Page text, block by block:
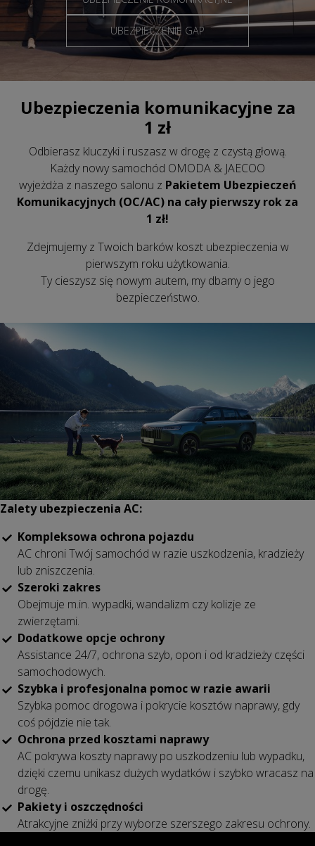
UBEZPIECZENIE GAP
Ubezpieczenia komunikacyjne za
1 zł
Odbierasz kluczyki i ruszasz w drogę z czystą głową.
Każdy nowy samochód OMODA & JAECOO
wyjeżdża z naszego salonu z Pakietem Ubezpieczeń
Komunikacyjnych (OC/AC) na cały pierwszy rok za
1 zł!
Zdejmujemy z Twoich barków koszt ubezpieczenia w
pierwszym roku użytkowania.
Ty cieszysz się nowym autem, my dbamy o jego
bezpieczeństwo.
Zalety ubezpieczenia AC:
Kompleksowa ochrona pojazdu
AC chroni Twój samochód w razie uszkodzenia, kradzieży
lub zniszczenia.
Szeroki zakres
Obejmuje m.in. wypadki, wandalizm czy kolizje ze
zwierzętami.
Dodatkowe opcje ochrony
Assistance 24/7, ochrona szyb, opon i od kradzieży części
samochodowych.
Szybka i profesjonalna pomoc w razie awarii
Szybka pomoc drogowa i pokrycie kosztów naprawy, gdy
coś pójdzie nie tak.
Ochrona przed kosztami naprawy
AC pokrywa koszty naprawy po uszkodzeniu lub wypadku,
dzięki czemu unikasz dużych wydatków i szybko wracasz na
drogę.
Pakiety i oszczędności
Atrakcyjne zniżki przy wyborze szerszego zakresu ochrony.